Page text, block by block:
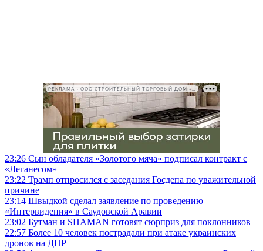
23:26 Сын обладателя «Золотого мяча» подписал контракт с
«Леганесом»
23:22 Трамп отпросился с заседания Госдепа по уважительной
причине
23:14 Швыдкой сделал заявление по проведению
«Интервидения» в Саудовской Аравии
23:02 Бутман и SHAMAN готовят сюрприз для поклонников
22:57 Более 10 человек пострадали при атаке украинских
дронов на ДНР